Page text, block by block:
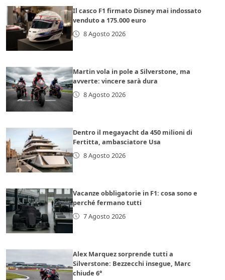
Il casco F1 firmato Disney mai indossato
venduto a 175.000 euro
8 Agosto 2026
Martin vola in pole a Silverstone, ma
avverte: vincere sarà dura
8 Agosto 2026
Dentro il megayacht da 450 milioni di
Fertitta, ambasciatore Usa
8 Agosto 2026
Vacanze obbligatorie in F1: cosa sono e
perché fermano tutti
7 Agosto 2026
Alex Marquez sorprende tutti a
Silverstone: Bezzecchi insegue, Marc
chiude 6°